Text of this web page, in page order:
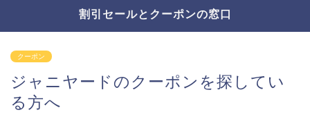
割引セールとクーポンの窓口
クーポン
ジャニヤードのクーポンを探してい
る方へ